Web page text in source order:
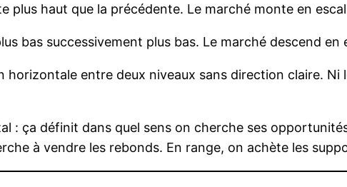
plus haut que la précédente. Le marché monte en
bas successivement plus bas. Le marché descend en
entre deux niveaux sans direction claire. Ni
: ça définit dans quel sens on cherche ses
à vendre les rebonds. En range, on achète les